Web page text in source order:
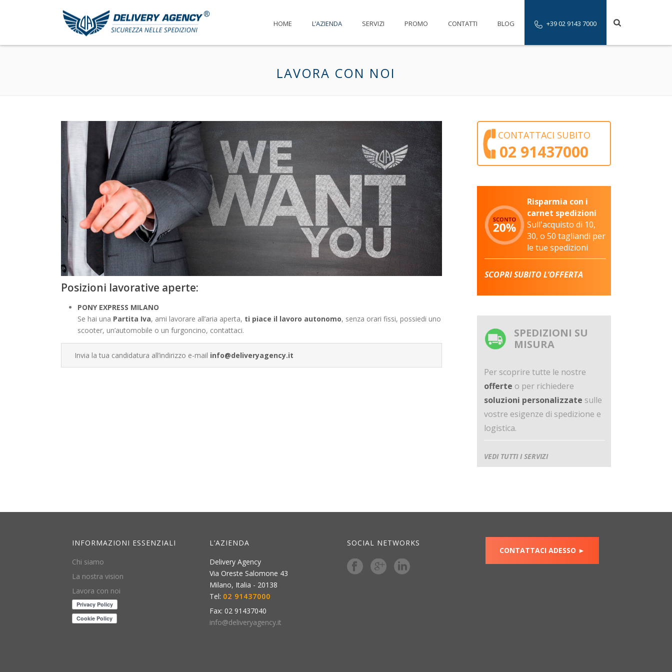
HOME L’AZIENDA SERVIZI PROMO CONTATTI BLOG +39 02 9143 7000
LAVORA CON NOI
Posizioni lavorative aperte:
PONY EXPRESS MILANO
Se hai una Partita Iva, ami lavorare all’aria aperta, ti piace il lavoro autonomo, senza orari fissi, possiedi uno
scooter, un’automobile o un furgoncino, contattaci.
Invia la tua candidatura all’indirizzo e-mail info@deliveryagency.it
CONTATTACI SUBITO
02 91437000
Risparmia con i
carnet spedizioni
Sull'acquisto di 10,
30, o 50 tagliandi per
le tue spedizioni
SCOPRI SUBITO L’OFFERTA
SPEDIZIONI SU
MISURA
Per scoprire tutte le nostre
offerte o per richiedere
soluzioni personalizzate sulle
vostre esigenze di spedizione e
logistica.
VEDI TUTTI I SERVIZI
INFORMAZIONI ESSENZIALI
Chi siamo
La nostra vision
Lavora con noi
L’AZIENDA
Delivery Agency
Via Oreste Salomone 43
Milano, Italia - 20138
Tel: 02 91437000
Fax: 02 91437040
info@deliveryagency.it
SOCIAL NETWORKS
CONTATTACI ADESSO ►